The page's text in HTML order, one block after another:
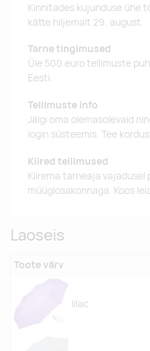
Kinnitades kujunduse ühe
kätte hiljemalt 29. august.
Tarne tingimused
Üle 500 euro tellimuste
Eesti.
Tellimuste info
Jälgi oma olemasolevaid
login süsteemis. Tee
Kiired tellimused
Kiirema tarneaja vajadusel
müügiosakonnaga. Koos
Laoseis
Toote värv
lilac